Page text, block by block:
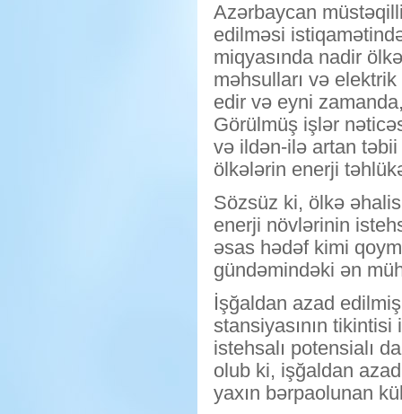
Azərbaycan
edilməsi
miqyasında nadir
məhsulları və
edir və eyni
Görülmüş işlər
və ildən-ilə artan təbii
ölkələrin enerji
Sözsüz ki, ölkə
enerji növlərinin
əsas hədəf kimi
gündəmindəki ən
İşğaldan azad
stansiyasının tikintisi
istehsalı potensialı
olub ki, işğaldan
yaxın bərpaolunan